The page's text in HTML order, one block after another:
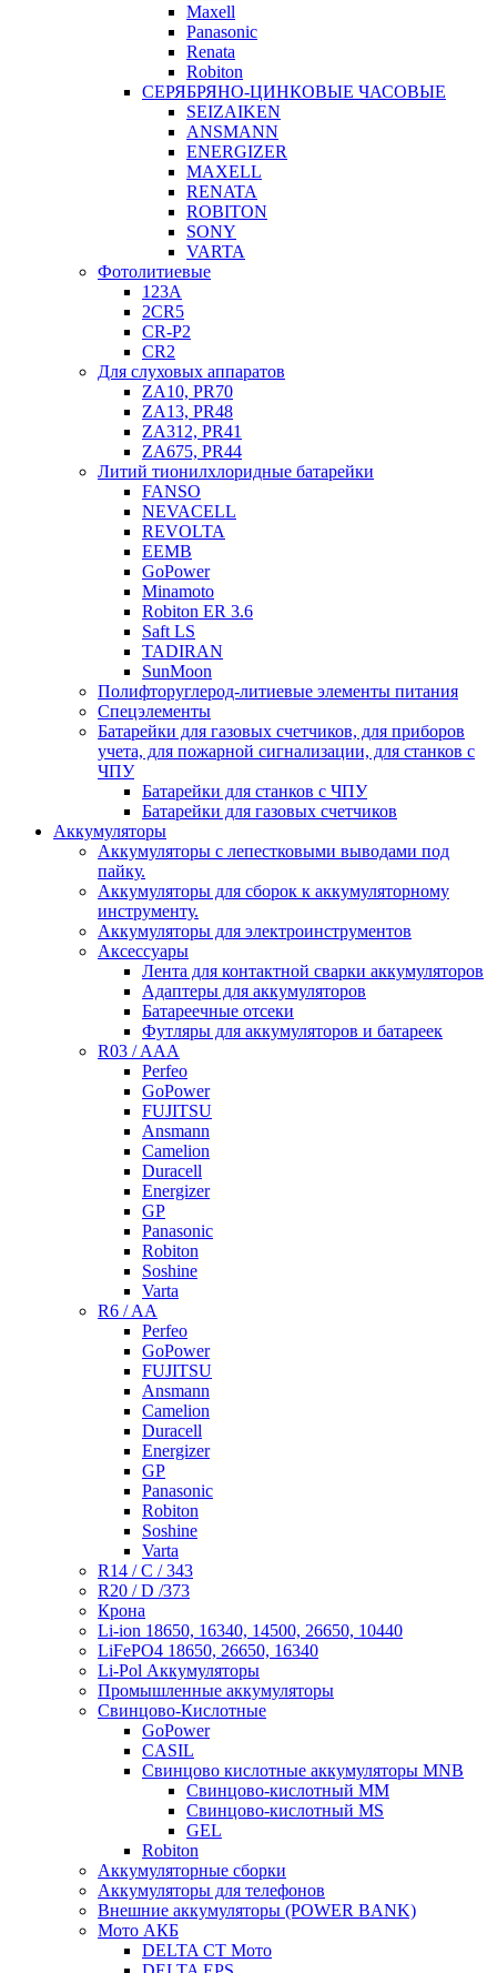
Maxell
Panasonic
Renata
Robiton
СЕРЯБРЯНО-ЦИНКОВЫЕ ЧАСОВЫЕ
SEIZAIKEN
ANSMANN
ENERGIZER
MAXELL
RENATA
ROBITON
SONY
VARTA
Фотолитиевые
123A
2CR5
CR-P2
CR2
Для слуховых аппаратов
ZA10, PR70
ZA13, PR48
ZA312, PR41
ZA675, PR44
Литий тионилхлоридные батарейки
FANSO
NEVACELL
REVOLTA
EEMB
GoPower
Minamoto
Robiton ER 3.6
Saft LS
TADIRAN
SunMoon
Полифторуглерод-литиевые элементы питания
Спецэлементы
Батарейки для газовых счетчиков, для приборов
учета, для пожарной сигнализации, для станков с
ЧПУ
Батарейки для станков с ЧПУ
Батарейки для газовых счетчиков
Аккумуляторы
Аккумуляторы с лепестковыми выводами под
пайку.
Аккумуляторы для сборок к аккумуляторному
инструменту.
Аккумуляторы для электроинструментов
Аксессуары
Лента для контактной сварки аккумуляторов
Адаптеры для аккумуляторов
Батареечные отсеки
Футляры для аккумуляторов и батареек
R03 / AAA
Perfeo
GoPower
FUJITSU
Ansmann
Camelion
Duracell
Energizer
GP
Panasonic
Robiton
Soshine
Varta
R6 / AA
Perfeo
GoPower
FUJITSU
Ansmann
Camelion
Duracell
Energizer
GP
Panasonic
Robiton
Soshine
Varta
R14 / C / 343
R20 / D /373
Крона
Li-ion 18650, 16340, 14500, 26650, 10440
LiFePO4 18650, 26650, 16340
Li-Pol Аккумуляторы
Промышленные аккумуляторы
Свинцово-Кислотные
GoPower
CASIL
Свинцово кислотные аккумуляторы MNB
Cвинцово-кислотный MM
Cвинцово-кислотный MS
GEL
Robiton
Аккумуляторные сборки
Аккумуляторы для телефонов
Внешние аккумуляторы (POWER BANK)
Мото АКБ
DELTA CT Мото